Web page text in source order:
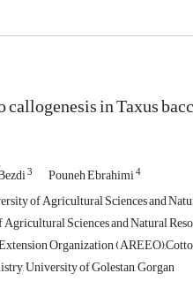
in Taxus
3 Pouneh Ebrahimi4
of Agricultural Sciences and
Sciences and Natural
Organization
University of Golestan, Gorgan